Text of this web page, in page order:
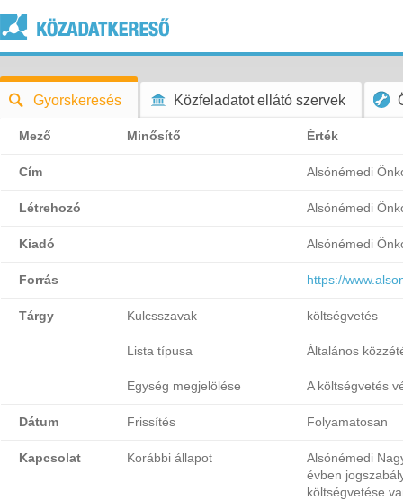
Gyorskeresés Közfeladatot ellátó szervek
Mező Minősítő Érték
Cím Alsónémedi
Létrehozó Alsónémedi
Kiadó Alsónémedi
Forrás https://
Tárgy Kulcsszavak költségvetés
Lista típusa Általános
Egység megjelölése A költségvetés
Dátum Frissítés Folyamatosan
Kapcsolat Korábbi állapot
Alsónémedi
évben
költségvetése